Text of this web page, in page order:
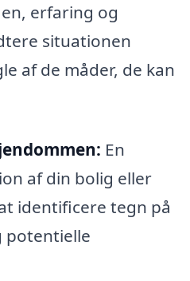
erfaring og
situationen
af de måder, de kan
En
af din bolig eller
identificere tegn på